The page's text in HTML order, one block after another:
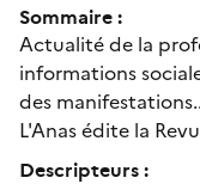
Sommaire :
Actualité de la
informations
des
L'Anas édite la
Descripteurs :